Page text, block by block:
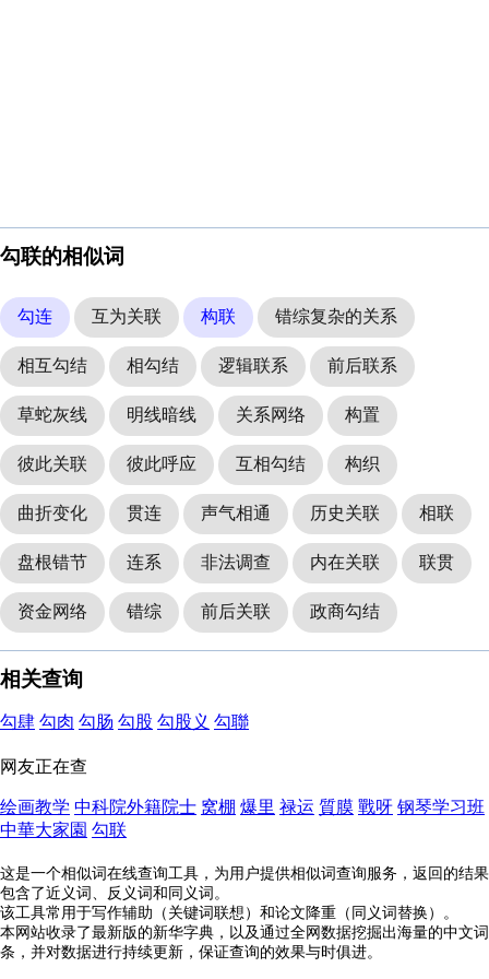
勾联的相似词
勾连 互为关联 构联 错综复杂的关系
相互勾结 相勾结 逻辑联系 前后联系
草蛇灰线 明线暗线 关系网络 构置
彼此关联 彼此呼应 互相勾结 构织
曲折变化 贯连 声气相通 历史关联 相联
盘根错节 连系 非法调查 内在关联 联贯
资金网络 错综 前后关联 政商勾结
相关查询
勾肆 勾肉 勾肠 勾股 勾股义 勾聯
网友正在查
绘画教学 中科院外籍院士 窝棚 爆里 禄运 質膜 戰呀 钢琴学习班
中華大家園 勾联
这是一个相似词在线查询工具，为用户提供相似词查询服务，返回的结果
包含了近义词、反义词和同义词。
该工具常用于写作辅助（关键词联想）和论文降重（同义词替换）。
本网站收录了最新版的新华字典，以及通过全网数据挖掘出海量的中文词
条，并对数据进行持续更新，保证查询的效果与时俱进。